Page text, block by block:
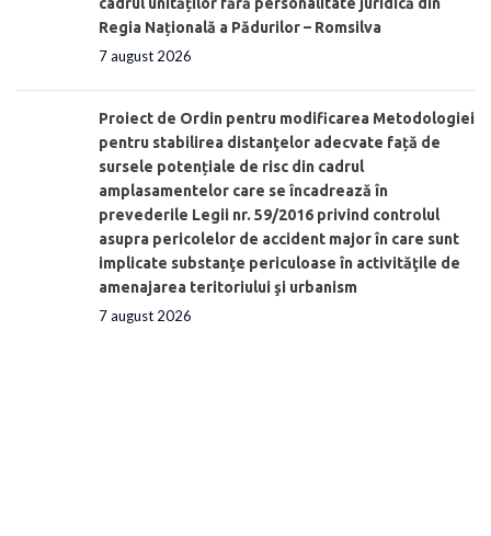
Regia Națională a Pădurilor – Romsilva
7 august 2026
Proiect de Ordin pentru modificarea Metodologiei
pentru stabilirea distanţelor adecvate față de
sursele potențiale de risc din cadrul
amplasamentelor care se încadrează în
prevederile Legii nr. 59/2016 privind controlul
asupra pericolelor de accident major în care sunt
implicate substanţe periculoase în activităţile de
amenajarea teritoriului şi urbanism
7 august 2026